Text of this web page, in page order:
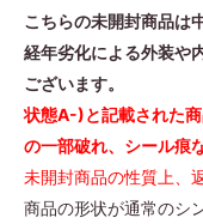
こちらの未開封商品は
経年劣化による外装や
ございます。
状態A-)と記載された
の一部破れ、シール痕
未開封商品の性質上、
商品の形状が通常のシ